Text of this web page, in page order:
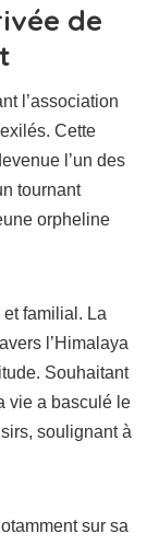
de
l’association
Cette
l’un des
tournant
orpheline
familial. La
l’Himalaya
Souhaitant
vie a basculé le
soulignant à
sur sa